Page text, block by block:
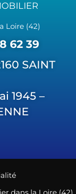
Loire (42)
62 39
SAINT
1945 –